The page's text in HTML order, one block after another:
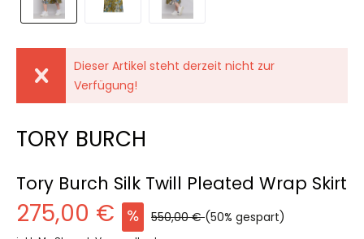
Dieser Artikel steht derzeit nicht zur
Verfügung!
TORY BURCH
Tory Burch Silk Twill Pleated Wrap Skirt
275,00 € 550,00 €(50% gespart)